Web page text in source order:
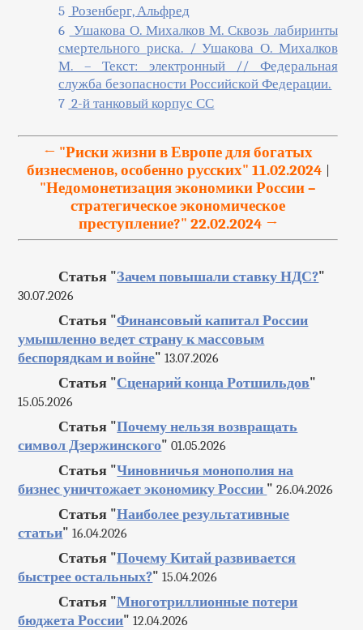
5 Розенберг, Альфред
6 Ушакова О. Михалков М. Сквозь лабиринты
смертельного риска. / Ушакова О. Михалков
М. – Текст: электронный // Федеральная
служба безопасности Российской Федерации.
7 2-й танковый корпус СС
← "Риски жизни в Европе для богатых
бизнесменов, особенно русских" 11.02.2024
"Недомонетизация экономики России –
стратегическое экономическое
преступление?" 22.02.2024 →
Статья "Зачем повышали ставку НДС?"
30.07.2026
Статья "Финансовый капитал России
умышленно ведет страну к массовым
беспорядкам и войне" 13.07.2026
Статья "Сценарий конца Ротшильдов"
15.05.2026
Статья "Почему нельзя возвращать
символ Дзержинского" 01.05.2026
Статья "Чиновничья монополия на
бизнес уничтожает экономику России " 26.04.2026
Статья "Наиболее результативные
статьи" 16.04.2026
Статья "Почему Китай развивается
быстрее остальных?" 15.04.2026
Статья "Многотриллионные потери
бюджета России" 12.04.2026